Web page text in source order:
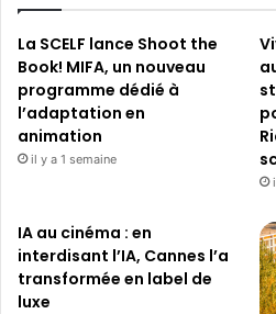
La SCELF lance Shoot the
Book! MIFA, un nouveau
programme dédié à
l’adaptation en
animation
il y a 1 semaine
IA au cinéma : en
interdisant l’IA, Cannes l’a
transformée en label de
luxe